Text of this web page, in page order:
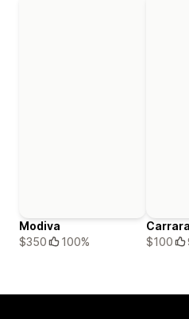
Modiva
$350
100%
Carrara
$100